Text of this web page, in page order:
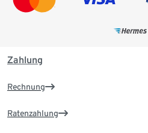
Zahlung
Rechnung
Ratenzahlung